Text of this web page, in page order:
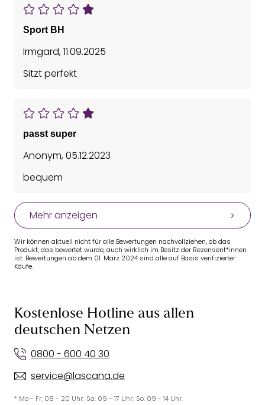
Sport BH
Irmgard,11.09.2025
Sitzt perfekt
passt super
Anonym,05.12.2023
bequem
Mehr anzeigen
Wir können aktuell nicht für alle Bewertungen nachvollziehen, ob das
Produkt, das bewertet wurde, auch wirklich im Besitz der Rezensent*innen
ist. Bewertungen ab dem 01. März 2024 sind alle auf Basis verifizierter
Käufe.
Kostenlose Hotline aus allen
deutschen Netzen
0800 - 600 40 30
service@lascana.de
* Mo - Fr: 08 - 20 Uhr; Sa: 09 - 17 Uhr; So: 09 - 14 Uhr.